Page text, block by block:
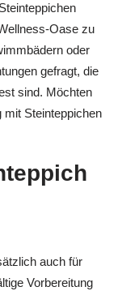
Oase zu
oder
gefragt, die
sind. Möchten
mit Steinteppichen
auch für
Vorbereitung